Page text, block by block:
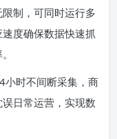
制，可同时运行多
度确保数据快速抓
小时不间断采集，商
日常运营，实现数